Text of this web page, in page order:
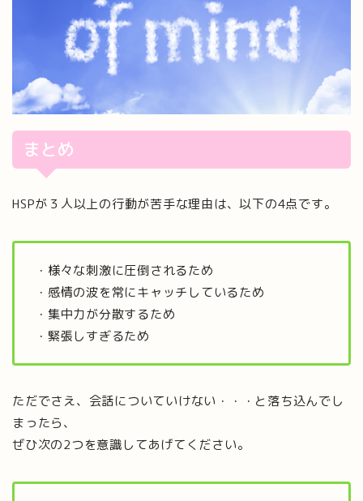
まとめ
HSPが３人以上の行動が苦手な理由は、以下の4点です。
・様々な刺激に圧倒されるため
・感情の波を常にキャッチしているため
・集中力が分散するため
・緊張しすぎるため
ただでさえ、会話についていけない・・・と落ち込んでし
まったら、
ぜひ次の2つを意識してあげてください。